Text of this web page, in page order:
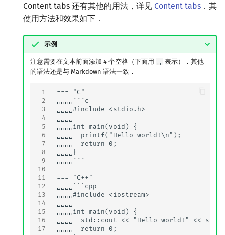
Content tabs 还有其他的用法，详见 Content tabs ．其
使用方法和效果如下．
示例
注意需要在文本前面添加 4 个空格（下面用
表示）．其他
的语法还是与 Markdown 语法一致．
1
2
3
4
5
6
7
8
9
10
11
12
13
14
15
16
17
=== "C"
␣␣␣␣```c
␣␣␣␣#include <stdio.h>
␣␣␣␣
␣␣␣␣int main(void) {
␣␣␣␣  printf("Hello world!\n");
␣␣␣␣  return 0;
␣␣␣␣}
␣␣␣␣```
=== "C++"
␣␣␣␣```cpp
␣␣␣␣#include <iostream>
␣␣␣␣
␣␣␣␣int main(void) {
␣␣␣␣  std::cout << "Hello world!" <<
␣␣␣␣  return 0;